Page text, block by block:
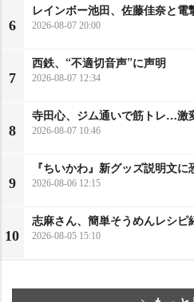
6
レインボー池田、佐藤佳奈と電
2026-08-07 20:00
7
西鉄、“不適切音声”に声明
2026-08-07 12:34
8
寺田心、ジム通いで筋トレ…激
2026-08-07 10:46
9
『ちいかわ』新グッズ説明文に
2026-08-06 12:15
10
志麻さん、簡単そうめんレシピ
2026-08-05 15:10